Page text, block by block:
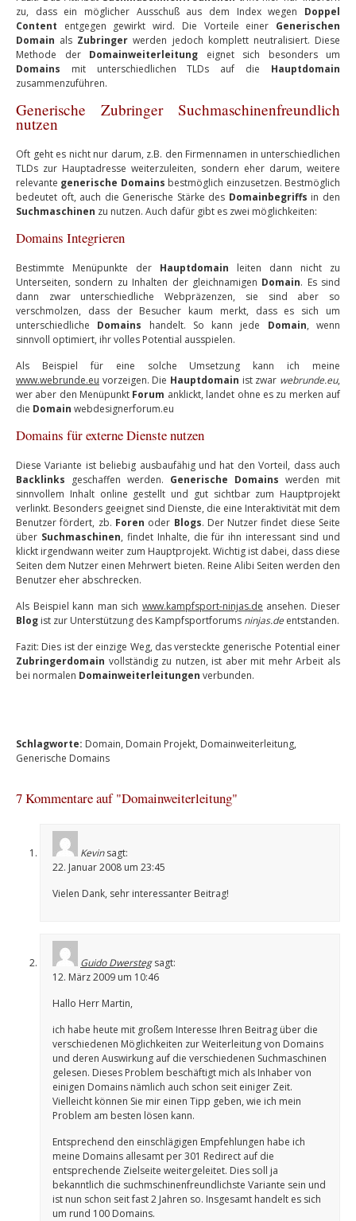
zu, dass ein möglicher Ausschuß aus dem Index wegen Doppel
Content entgegen gewirkt wird. Die Vorteile einer Generischen
Domain als Zubringer werden jedoch komplett neutralisiert. Diese
Methode der Domainweiterleitung eignet sich besonders um
Domains mit unterschiedlichen TLDs auf die Hauptdomain
zusammenzuführen.
Generische Zubringer Suchmaschinenfreundlich
nutzen
Oft geht es nicht nur darum, z.B. den Firmennamen in unterschiedlichen
TLDs zur Hauptadresse weiterzuleiten, sondern eher darum, weitere
relevante generische Domains bestmöglich einzusetzen. Bestmöglich
bedeutet oft, auch die Generische Stärke des Domainbegriffs in den
Suchmaschinen zu nutzen. Auch dafür gibt es zwei möglichkeiten:
Domains Integrieren
Bestimmte Menüpunkte der Hauptdomain leiten dann nicht zu
Unterseiten, sondern zu Inhalten der gleichnamigen Domain. Es sind
dann zwar unterschiedliche Webpräzenzen, sie sind aber so
verschmolzen, dass der Besucher kaum merkt, dass es sich um
unterschiedliche Domains handelt. So kann jede Domain, wenn
sinnvoll optimiert, ihr volles Potential ausspielen.
Als Beispiel für eine solche Umsetzung kann ich meine
www.webrunde.eu vorzeigen. Die Hauptdomain ist zwar webrunde.eu,
wer aber den Menüpunkt Forum anklickt, landet ohne es zu merken auf
die Domain webdesignerforum.eu
Domains für externe Dienste nutzen
Diese Variante ist beliebig ausbaufähig und hat den Vorteil, dass auch
Backlinks geschaffen werden. Generische Domains werden mit
sinnvollem Inhalt online gestellt und gut sichtbar zum Hauptprojekt
verlinkt. Besonders geeignet sind Dienste, die eine Interaktivität mit dem
Benutzer fördert, zb. Foren oder Blogs. Der Nutzer findet diese Seite
über Suchmaschinen, findet Inhalte, die für ihn interessant sind und
klickt irgendwann weiter zum Hauptprojekt. Wichtig ist dabei, dass diese
Seiten dem Nutzer einen Mehrwert bieten. Reine Alibi Seiten werden den
Benutzer eher abschrecken.
Als Beispiel kann man sich www.kampfsport-ninjas.de ansehen. Dieser
Blog ist zur Unterstützung des Kampfsportforums ninjas.de entstanden.
Fazit: Dies ist der einzige Weg, das versteckte generische Potential einer
Zubringerdomain vollständig zu nutzen, ist aber mit mehr Arbeit als
bei normalen Domainweiterleitungen verbunden.
Schlagworte: Domain, Domain Projekt, Domainweiterleitung,
Generische Domains
7 Kommentare auf "Domainweiterleitung"
Kevin sagt:
22. Januar 2008 um 23:45
Vielen Dank, sehr interessanter Beitrag!
Guido Dwersteg sagt:
12. März 2009 um 10:46
Hallo Herr Martin,
ich habe heute mit großem Interesse Ihren Beitrag über die
verschiedenen Möglichkeiten zur Weiterleitung von Domains
und deren Auswirkung auf die verschiedenen Suchmaschinen
gelesen. Dieses Problem beschäftigt mich als Inhaber von
einigen Domains nämlich auch schon seit einiger Zeit.
Vielleicht können Sie mir einen Tipp geben, wie ich mein
Problem am besten lösen kann.
Entsprechend den einschlägigen Empfehlungen habe ich
meine Domains allesamt per 301 Redirect auf die
entsprechende Zielseite weitergeleitet. Dies soll ja
bekanntlich die suchmschinenfreundlichste Variante sein und
ist nun schon seit fast 2 Jahren so. Insgesamt handelt es sich
um rund 100 Domains.